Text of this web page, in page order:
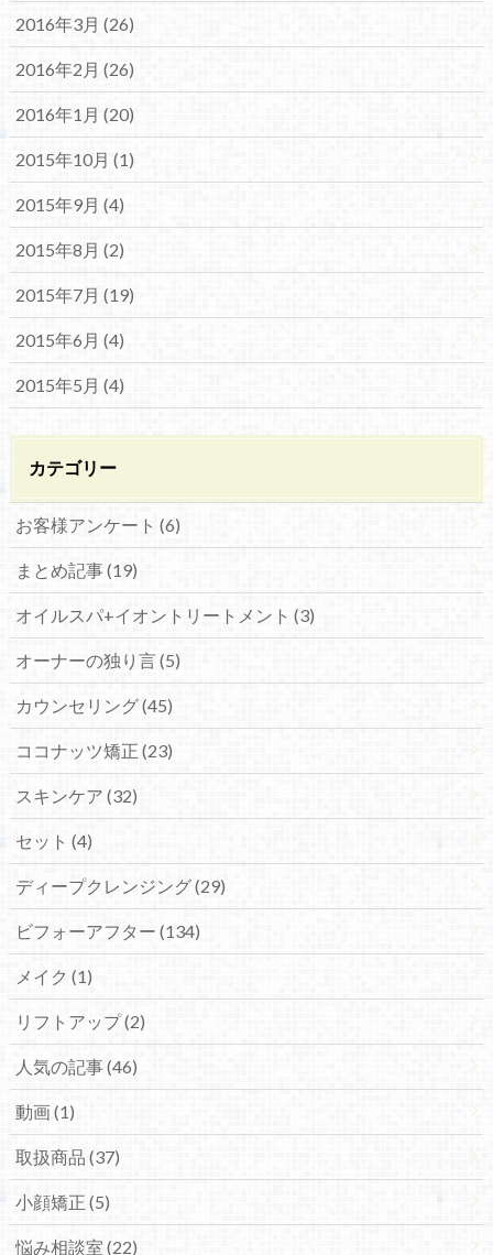
2016年3月 (26)
2016年2月 (26)
2016年1月 (20)
2015年10月 (1)
2015年9月 (4)
2015年8月 (2)
2015年7月 (19)
2015年6月 (4)
2015年5月 (4)
カテゴリー
お客様アンケート (6)
まとめ記事 (19)
オイルスパ+イオントリートメント (3)
オーナーの独り言 (5)
カウンセリング (45)
ココナッツ矯正 (23)
スキンケア (32)
セット (4)
ディープクレンジング (29)
ビフォーアフター (134)
メイク (1)
リフトアップ (2)
人気の記事 (46)
動画 (1)
取扱商品 (37)
小顔矯正 (5)
悩み相談室 (22)